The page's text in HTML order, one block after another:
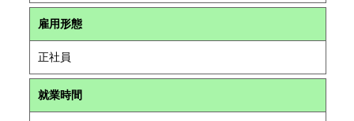
雇用形態
正社員
就業時間